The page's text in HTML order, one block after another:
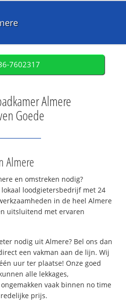
7602317
Almere
Goede
Almere
en omstreken nodig?
loodgietersbedrijf met 24
in de heel Almere
uitsluitend met ervaren
nodig uit Almere? Bel ons dan
een vakman aan de lijn. Wij
uur ter plaatse! Onze goed
alle lekkages,
vaak binnen no time
prijs.